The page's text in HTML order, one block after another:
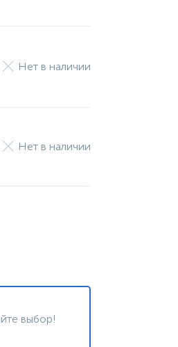
Нет в наличии
Нет в наличии
выбор!